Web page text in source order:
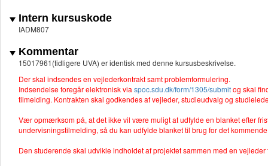
Intern kursuskode
IADM807
Kommentar
15017961(tidligere UVA) er identisk med denne kursusbeskrivelse.
Der skal indsendes en vejlederkontrakt samt problemformulering.
Indsendelse foregår elektronisk viaspoc.sdu.dk/form/1305/submitog skal
tilmelding. Kontrakten skal godkendes af vejleder, studieudvalg og
Vær opmærksom på, at det ikke vil være muligt at udfylde en blanket efter
undervisningstilmelding, så du kan udfylde blanket til brug for det
Den studerende skal udvikle indholdet af projektet sammen med en vejleder